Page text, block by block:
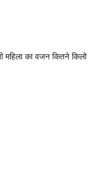
महिला का वजन कितने किलो